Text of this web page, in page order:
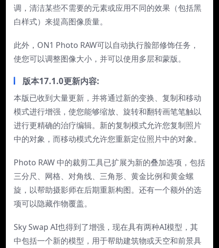
调，清洁某些不需要的元素或应用不同的效果（包括黑
白样式）来提高图像质量。
此外，ON1 Photo RAW可以自动执行脸部修饰任务，
使您可以调整图像大小，并可以使用多层和蒙版。
版本17.1.0更新内容:
本版已收到大量更新，并将通过新的变换、复制和移动
模式进行增强，使您能够缩放、旋转和翻转画笔笔触以
进行更精确的治疗编辑。新的复制模式允许您复制照片
中的对象，而移动模式允许您重新定位照片中的对象。
Photo RAW 中的裁剪工具已扩展为新的叠加选项，包括
三分尺、网格、对角线、三角形、黄金比例和黄金螺
旋，以帮助摄影师在后期重新构图。还有一个额外的选
项可以隐藏作物覆盖。
Sky Swap AI也得到了增强，现在具有两种AI模型，其
中包括一个新的模型，用于帮助建筑物或天空和前景具